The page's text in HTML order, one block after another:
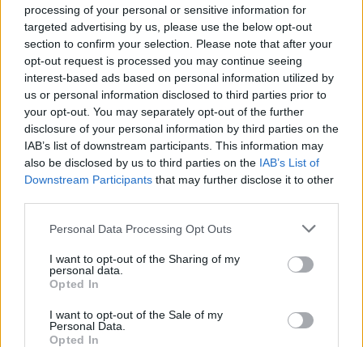
processing of your personal or sensitive information for
targeted advertising by us, please use the below opt-out
section to confirm your selection. Please note that after your
opt-out request is processed you may continue seeing
interest-based ads based on personal information utilized by
us or personal information disclosed to third parties prior to
your opt-out. You may separately opt-out of the further
disclosure of your personal information by third parties on the
IAB’s list of downstream participants. This information may
also be disclosed by us to third parties on the IAB’s List of
Downstream Participants that may further disclose it to other
Please note that this website/app uses one or more Google
not limited to your visit or usage behaviour. You may click to
grant or deny consent to Google and its third-party tags to
use your data for below specified purposes in below Google
consent section.
Personal Data Processing Opt Outs
I want to opt-out of the Sharing of my
personal data.
Opted In
I want to opt-out of the Sale of my
Personal Data.
Opted In
AUTORE
Staff